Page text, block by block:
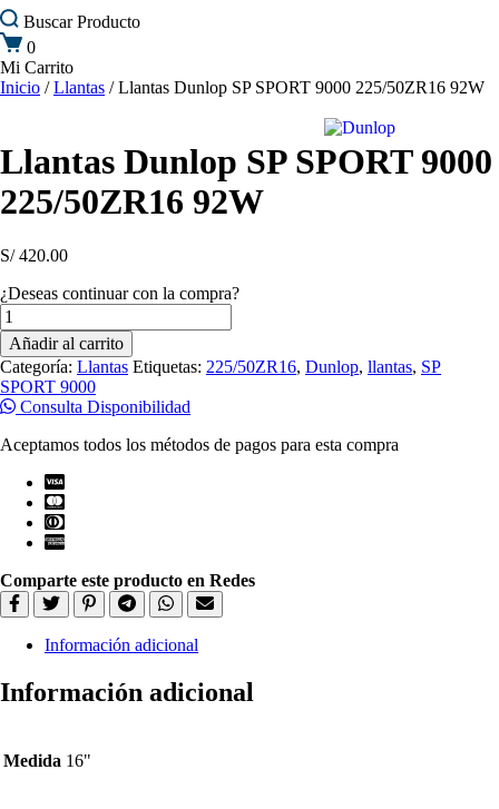
BuscarProducto
0
Mi Carrito
Inicio /Llantas / Llantas Dunlop SP SPORT 9000 225/50ZR16 92W
Llantas Dunlop SP SPORT 9000
225/50ZR16 92W
S/420.00
¿Deseas continuar con la compra?
Llantas
Dunlop
SP
SPORT
9000
225/50ZR16
cantidad
Añadir al carrito
Categoría: Llantas Etiquetas: 225/50ZR16, Dunlop, llantas, SP
SPORT 9000
Consulta Disponibilidad
Aceptamos todos los métodos de pagos para esta compra
Comparte este producto en Redes
Información adicional
Información adicional
Medida 16"